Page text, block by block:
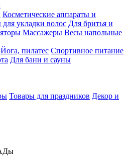
Косметические аппараты и
укладки волос Для бритья и
Массажеры Весы напольные
Йога, пилатес Спортивное питание
Для бани и сауны
Товары для праздников Декор и